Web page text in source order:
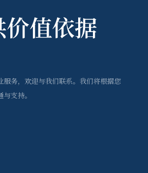
值依据
务，欢迎与我们联系。我们将根据您
支持。